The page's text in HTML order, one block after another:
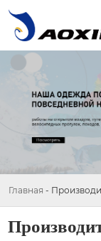
Главная -